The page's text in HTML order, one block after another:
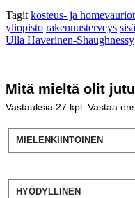
Tagitkosteus- ja homevauriot
yliopisto rakennusterveys
Ulla Haverinen-Shaughnessy
Mitä mieltä olit
Vastauksia 27 kpl. Vastaa
MIELENKIINTOINEN
HYÖDYLLINEN